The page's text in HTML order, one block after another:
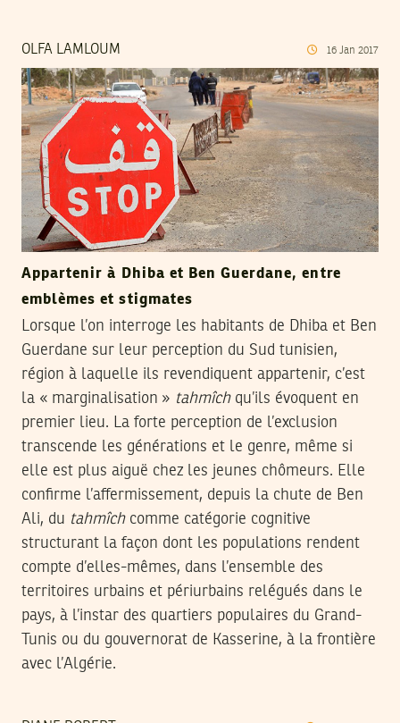
OLFA LAMLOUM 16 Jan 2017
Appartenir à Dhiba et Ben Guerdane, entre
emblèmes et stigmates
Lorsque l’on interroge les habitants de Dhiba et Ben
Guerdane sur leur perception du Sud tunisien,
région à laquelle ils revendiquent appartenir, c’est
la « marginalisation » tahmîchqu’ils évoquent en
premier lieu. La forte perception de l’exclusion
transcende les générations et le genre, même si
elle est plus aiguë chez les jeunes chômeurs. Elle
confirme l’affermissement, depuis la chute de Ben
Ali, du tahmîchcomme catégorie cognitive
structurant la façon dont les populations rendent
compte d’elles-mêmes, dans l’ensemble des
territoires urbains et périurbains relégués dans le
pays, à l’instar des quartiers populaires du Grand-
Tunis ou du gouvernorat de Kasserine, à la frontière
avec l’Algérie.